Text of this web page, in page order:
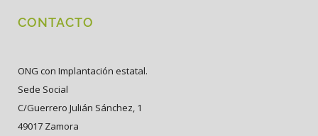
CONTACTO
ONG con Implantación estatal.
Sede Social
C/Guerrero Julián Sánchez, 1
49017 Zamora